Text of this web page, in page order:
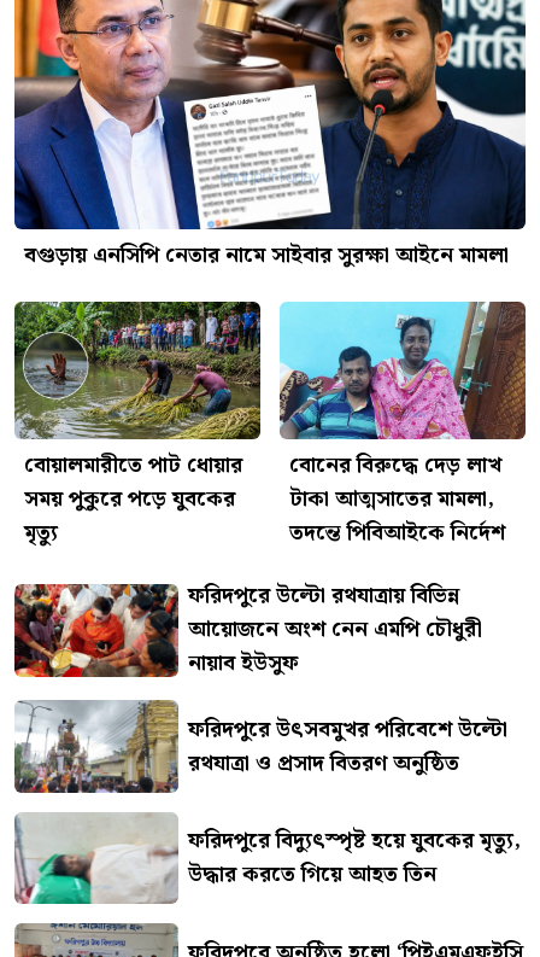
বগুড়ায় এনসিপি নেতার নামে সাইবার সুরক্ষা আইনে মামলা
বোয়ালমারীতে পাট ধোয়ার
সময় পুকুরে পড়ে যুবকের
মৃত্যু
বোনের বিরুদ্ধে দেড় লাখ
টাকা আত্মসাতের মামলা,
তদন্তে পিবিআইকে নির্দেশ
ফরিদপুরে উল্টো রথযাত্রায় বিভিন্ন
আয়োজনে অংশ নেন এমপি চৌধুরী
নায়াব ইউসুফ
ফরিদপুরে উৎসবমুখর পরিবেশে উল্টো
রথযাত্রা ও প্রসাদ বিতরণ অনুষ্ঠিত
ফরিদপুরে বিদ্যুৎস্পৃষ্ট হয়ে যুবকের মৃত্যু,
উদ্ধার করতে গিয়ে আহত তিন